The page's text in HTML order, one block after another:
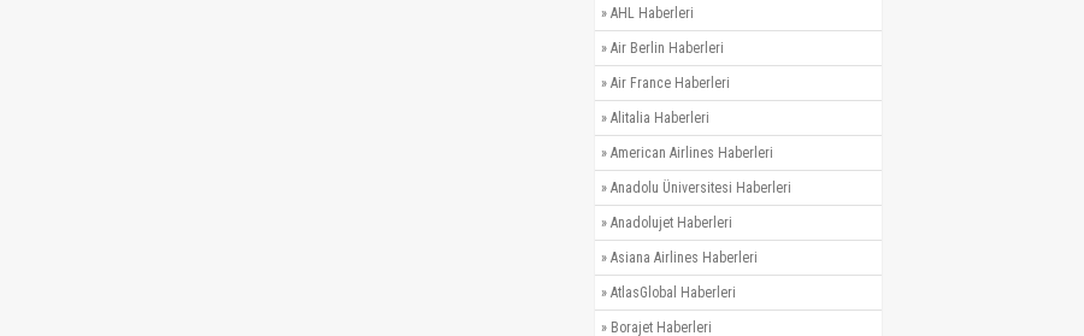
» AHL Haberleri
» Air Berlin Haberleri
» Air France Haberleri
» Alitalia Haberleri
» American Airlines Haberleri
» Anadolu Üniversitesi Haberleri
» Anadolujet Haberleri
» Asiana Airlines Haberleri
» AtlasGlobal Haberleri
» Borajet Haberleri